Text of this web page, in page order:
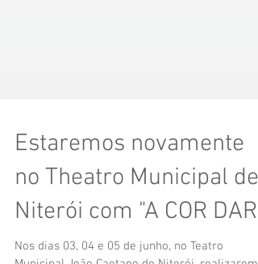
Estaremos novamente
no Theatro Municipal de